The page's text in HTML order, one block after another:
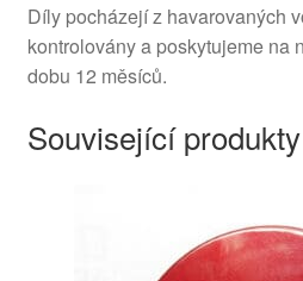
Díly pocházejí z havarovaných
kontrolovány a poskytujeme na
dobu 12 měsíců.
Související produkty